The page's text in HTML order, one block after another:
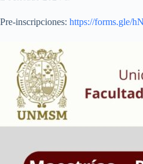
Pre-inscripciones: https://forms.gle/